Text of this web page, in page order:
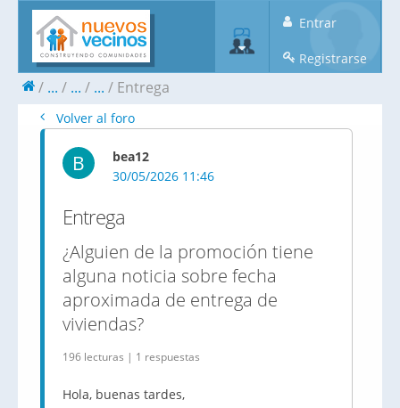
Entrar
Registrarse
... ... ... Entrega
Volver al foro
B
bea12
30/05/2026 11:46
Entrega
¿Alguien de la promoción tiene
alguna noticia sobre fecha
aproximada de entrega de
viviendas?
196 lecturas | 1 respuestas
Hola, buenas tardes,